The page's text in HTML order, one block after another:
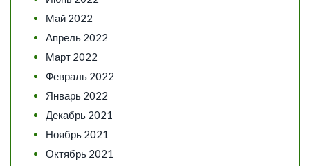
Май 2022
Апрель 2022
Март 2022
Февраль 2022
Январь 2022
Декабрь 2021
Ноябрь 2021
Октябрь 2021